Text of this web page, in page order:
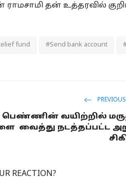
தன் உத்தரவில்
fund #Send bank account
பெண்ணின் வயிற்றில்
வைத்து நடத்தப்பட்ட
REACTION?